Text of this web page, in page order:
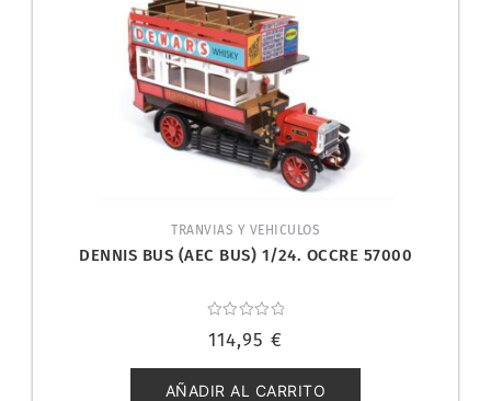
TRANVIAS Y VEHICULOS
DENNIS BUS (AEC BUS) 1/24. OCCRE 57000
con
de
5
114,95 €
AÑADIR AL CARRITO